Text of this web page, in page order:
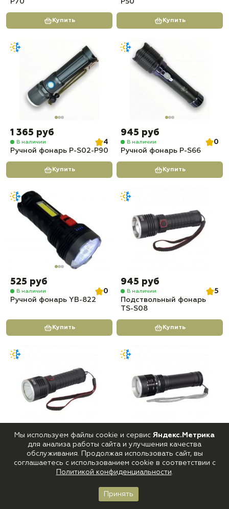
P70
Купить
P50
Купить
1 365 руб
В наличии
4
Ручной фонарь P-S02-P90
Купить
945 руб
В наличии
0
Ручной фонарь P-S66
Купить
525 руб
В наличии
0
Ручной фонарь YB-822
Купить
945 руб
В наличии
5
Подствольный фонарь
TS-S08
Купить
840 руб
В наличии
Подствольный фонарь
TS-S09
840 руб
В наличии
Ручной фонарь TS-T603 (
белый + красный свет )
Корзина
Мы используем файлы cookie и сервис Яндекс.Метрика
для анализа работы сайта и улучшения качества
обслуживания. Продолжая использовать сайт, вы
соглашаетесь с использованием cookie в соответствии с
Политикой конфиденциальности.
Принять